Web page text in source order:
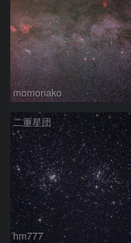
momonako
二重星団
hm777